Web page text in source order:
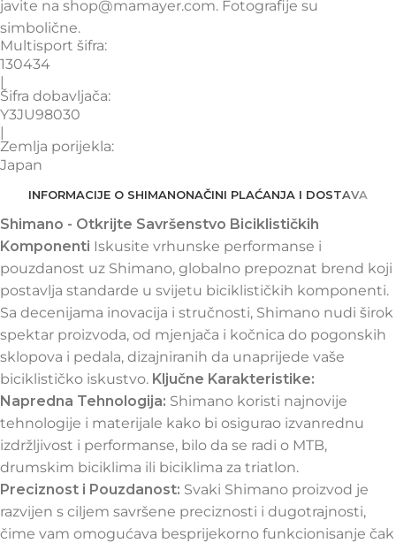
javite na shop@mamayer.com. Fotografije su
simbolične.
Multisport šifra:
130434
|
Šifra dobavljača:
Y3JU98030
|
Zemlja porijekla:
Japan
INFORMACIJE O SHIMANONAČINI PLAĆANJA I DOSTAVA
Shimano - Otkrijte Savršenstvo Biciklističkih
Komponenti Iskusite vrhunske performanse i
pouzdanost uz Shimano, globalno prepoznat brend koji
postavlja standarde u svijetu biciklističkih komponenti.
Sa decenijama inovacija i stručnosti, Shimano nudi širok
spektar proizvoda, od mjenjača i kočnica do pogonskih
sklopova i pedala, dizajniranih da unaprijede vaše
biciklističko iskustvo. Ključne Karakteristike:
Napredna Tehnologija: Shimano koristi najnovije
tehnologije i materijale kako bi osigurao izvanrednu
izdržljivost i performanse, bilo da se radi o MTB,
drumskim biciklima ili biciklima za triatlon.
Preciznost i Pouzdanost: Svaki Shimano proizvod je
razvijen s ciljem savršene preciznosti i dugotrajnosti,
čime vam omogućava besprijekorno funkcionisanje čak